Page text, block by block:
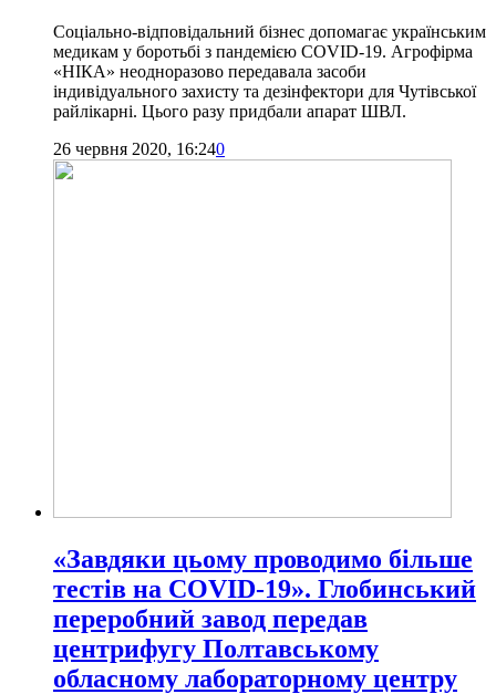
Соціально-відповідальний бізнес допомагає українським
медикам у боротьбі з пандемією COVID-19. Агрофірма
«НІКА» неодноразово передавала засоби
індивідуального захисту та дезінфектори для Чутівської
райлікарні. Цього разу придбали апарат ШВЛ.
26 червня 2020, 16:240
«Завдяки цьому проводимо більше
тестів на COVID-19». Глобинський
переробний завод передав
центрифугу Полтавському
обласному лабораторному центру